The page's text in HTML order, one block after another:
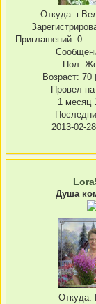
Откуда:
Приглашений: 0
Пол:
Возраст: 70
Провел
1 месяц
2013-02-
Душа
Откуда: